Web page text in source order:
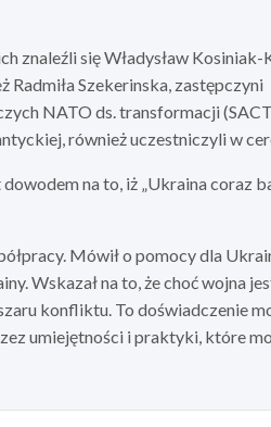
znaleźli się Władysław Kosiniak-
Szekerinska, zastępczyni
NATO ds. transformacji
również uczestniczyli w
na to, iż „Ukraina coraz
Mówił o pomocy dla
Wskazał na to, że choć wojna
konfliktu. To doświadczenie
umiejętności i praktyki, które